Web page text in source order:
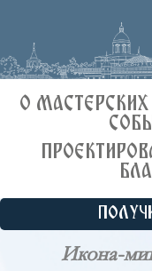
О МАСТЕРСКИХ
Икона-